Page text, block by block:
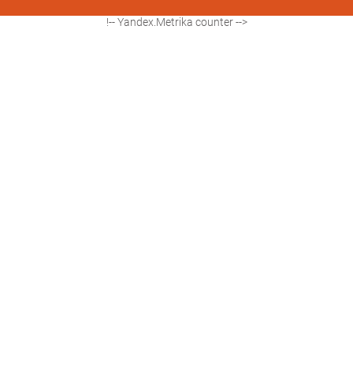
!-- Yandex.Metrika counter -->